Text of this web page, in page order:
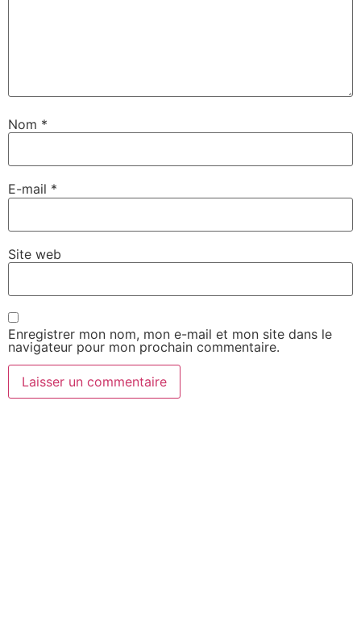
Nom *
E-mail *
Site web
Enregistrer mon nom, mon e-mail et mon site dans le
navigateur pour mon prochain commentaire.